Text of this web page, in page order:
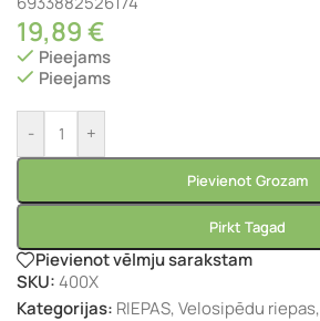
19,89€
Pieejams
Pieejams
- +
Pievienot Grozam
Pirkt Tagad
Pievienot vēlmju sarakstam
SKU:400X
Kategorijas: RIEPAS,Velosipēdu riepas,